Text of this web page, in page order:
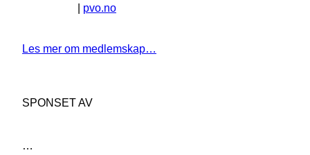
| pvo.no
Les mer om medlemskap…
SPONSET AV
…